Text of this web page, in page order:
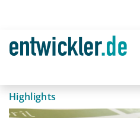
Highlights